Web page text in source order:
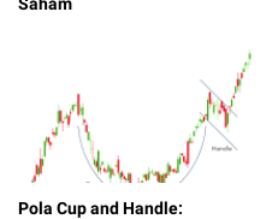
Pola Cup and Handle: